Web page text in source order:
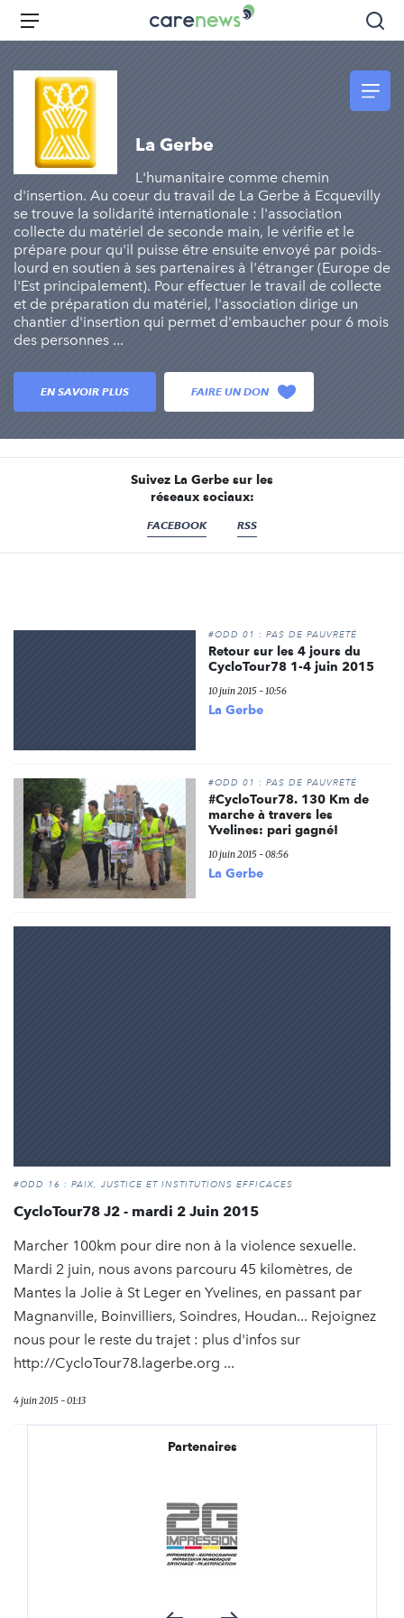
Aller
principal
Carenews,
Le
l'engagement
Menu
La Gerbe
L'humanitaire comme chemin
d'insertion. Au coeur du travail de La Gerbe à Ecquevilly
se trouve la solidarité internationale : l'association
collecte du matériel de seconde main, le vérifie et le
prépare pour qu'il puisse être ensuite envoyé par poids-
lourd en soutien à ses partenaires à l'étranger (Europe de
l'Est principalement). Pour effectuer le travail de collecte
et de préparation du matériel, l'association dirige un
chantier d'insertion qui permet d'embaucher pour 6 mois
des personnes ...
EN SAVOIR PLUS FAIRE UN DON
Suivez La Gerbe sur les
réseaux sociaux:
FACEBOOK RSS
#ODD 01 : PAS DE PAUVRETÉ
Retour sur les 4 jours du
CycloTour78 1-4 juin 2015
10 juin 2015 - 10:56
La Gerbe
#ODD 01 : PAS DE PAUVRETÉ
#CycloTour78. 130 Km de
marche à travers les
Yvelines: pari gagné!
10 juin 2015 - 08:56
La Gerbe
#ODD 16 : PAIX, JUSTICE ET INSTITUTIONS EFFICACES
CycloTour78 J2 - mardi 2 Juin 2015
Marcher 100km pour dire non à la violence sexuelle.
Mardi 2 juin, nous avons parcouru 45 kilomètres, de
Mantes la Jolie à St Leger en Yvelines, en passant par
Magnanville, Boinvilliers, Soindres, Houdan... Rejoignez
nous pour le reste du trajet : plus d'infos sur
http://CycloTour78.lagerbe.org ...
4 juin 2015 - 01:13
Partenaires